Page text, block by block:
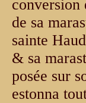
de sa
sainte
& sa
posée sur
estonna